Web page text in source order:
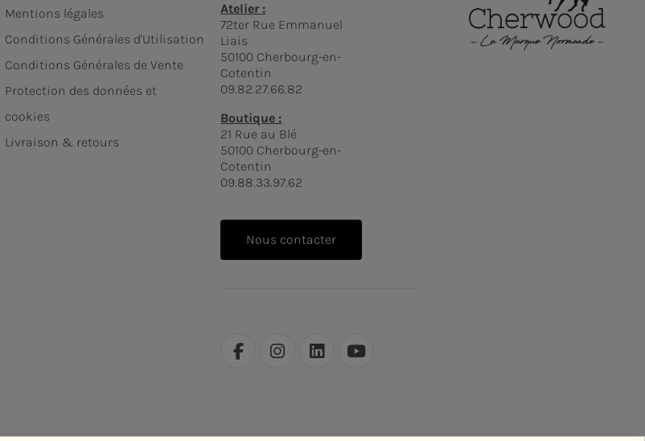
Mentions légales
Conditions Générales d'Utilisation
Conditions Générales de Vente
Protection des données et
cookies
Livraison & retours
Atelier :
72ter Rue Emmanuel
Liais
50100 Cherbourg-en-
Cotentin
09.82.27.66.82
Boutique :
21 Rue au Blé
50100 Cherbourg-en-
Cotentin
09.88.33.97.62
Nous contacter